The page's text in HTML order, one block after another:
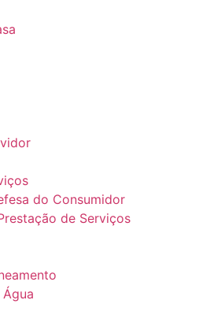
do Consumidor
de Serviços